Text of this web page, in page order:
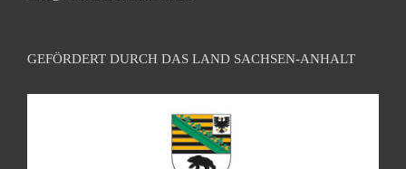
GEFÖRDERT DURCH DAS LAND SACHSEN-ANHALT